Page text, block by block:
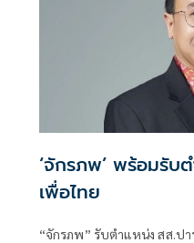
‘จักรภพ’ พร้อมรับ
เพื่อไทย
“จักรภพ” รับตำแหน่ง สส.ป